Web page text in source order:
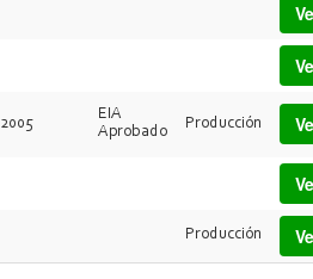
2005
EIA
Aprobado
Producción
Producción